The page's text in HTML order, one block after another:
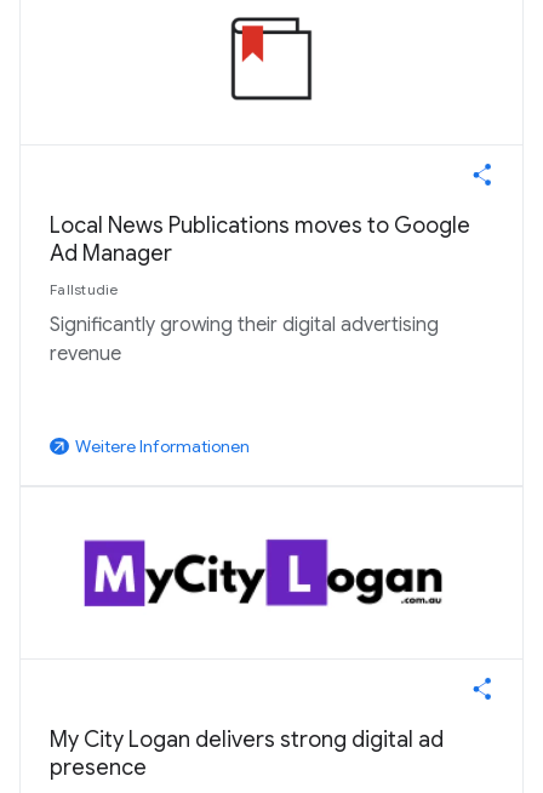
Local News Publications moves to Google
Ad Manager
Fallstudie
Significantly growing their digital advertising
revenue
arrow_outward Weitere Informationen
My City Logan delivers strong digital ad
presence